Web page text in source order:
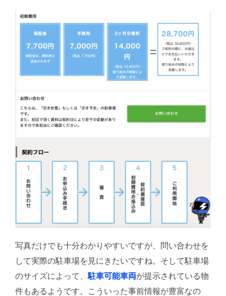
写真だけでも十分わかりやすいですが、問い合わせを
して実際の駐車場を見にきたいですね。そして駐車場
のサイズによって、 駐車可能車両が提示されている物
件もあるようです。こういった事前情報が豊富なの